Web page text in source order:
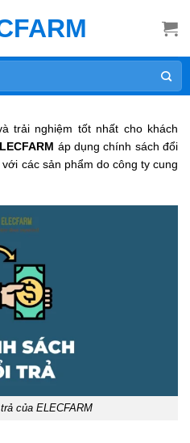
trải nghiệm tốt nhất cho khách
áp dụng chính sách đổi
các sản phẩm do công ty cung
của ELECFARM